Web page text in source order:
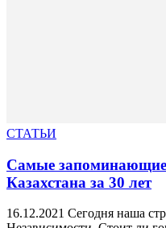
СТАТЬИ
Самые
Казахстана за 30 лет
16.12.2021 Сегодня наша